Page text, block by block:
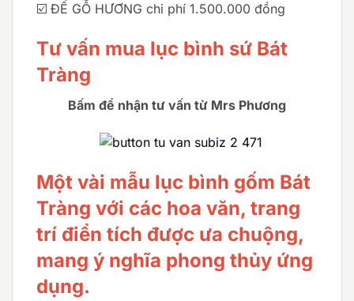
☑️ ĐẾ GỖ HƯƠNG chi phí 1.500.000 đồng
Tư vấn mua lục bình sứ Bát
Tràng
Bấm để nhận tư vấn từ Mrs Phương
Một vài mẫu lục bình gốm Bát
Tràng với các hoa văn, trang
trí điển tích được ưa chuộng,
mang ý nghĩa phong thủy ứng
dụng.